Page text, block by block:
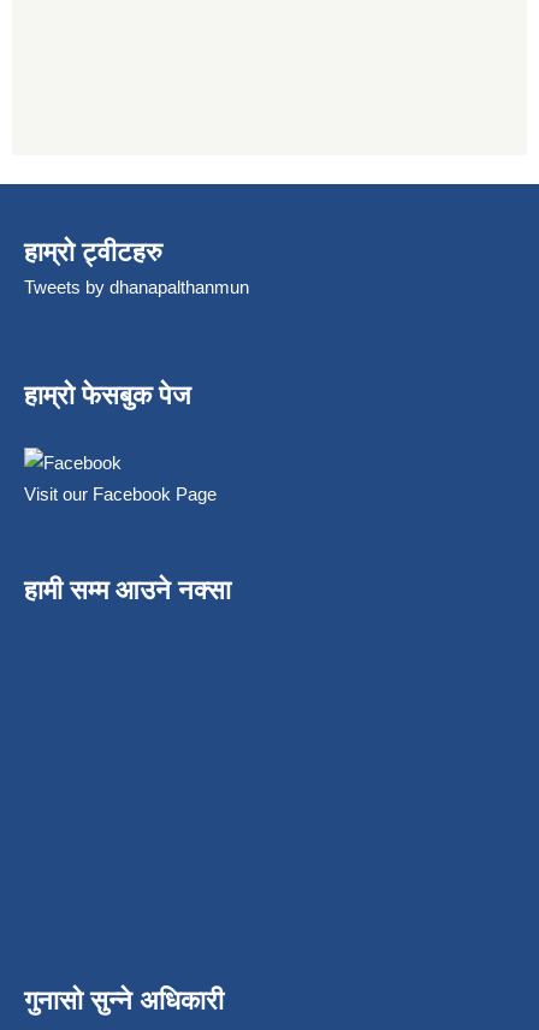
हाम्रो ट्वीटहरु
Tweets by dhanapalthanmun
हाम्रो फेसबुक पेज
Visit our Facebook Page
हामी सम्म आउने नक्सा
गुनासो सुन्ने अधिकारी